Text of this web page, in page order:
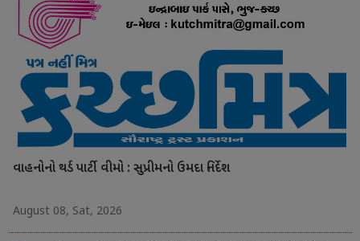
વાહનોનો થર્ડ પાર્ટી વીમો : સુપ્રીમનો ઉમદા નિર્દેશ
August 08, Sat, 2026